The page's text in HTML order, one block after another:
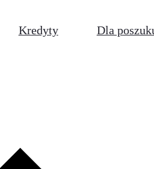
Kredyty Dla